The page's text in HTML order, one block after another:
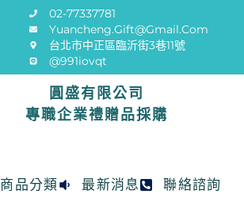
02-77337781
Yuancheng.gift@gmail.com
台北市中正區臨沂街3巷11號
@991iovqt
圓盛有限公司
專職企業禮贈品採購
商品分類 最新消息 聯絡諮詢